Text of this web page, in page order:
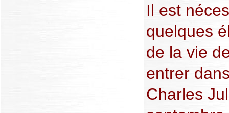
Il est
quelques
de la vie
entrer
Charles